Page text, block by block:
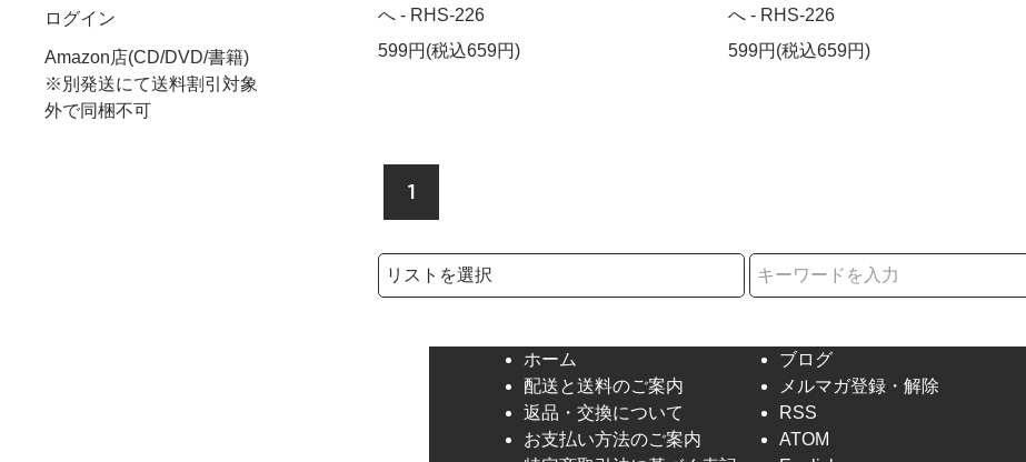
ログイン
Amazon店(CD/DVD/書籍)
※別発送にて送料割引対象
外で同梱不可
へ - RHS-226
599円(税込659円)
へ - RHS-226
599円(税込659円)
1
検索リストの選択
ホーム
配送と送料のご案内
返品・交換について
お支払い方法のご案内
ブログ
メルマガ登録・解除
RSS
ATOM